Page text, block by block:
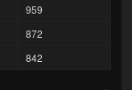
959
872
842